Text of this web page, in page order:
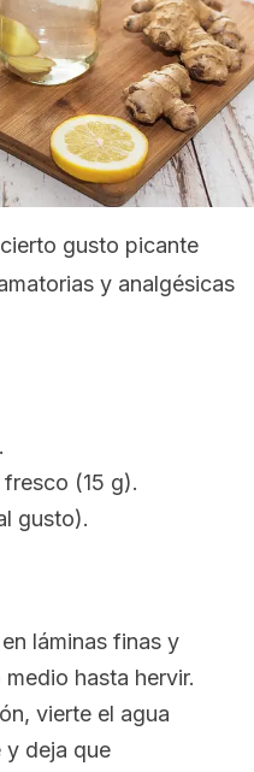
gusto picante
y analgésicas
(15 g).
gusto).
láminas finas y
hasta hervir.
vierte el agua
y deja que